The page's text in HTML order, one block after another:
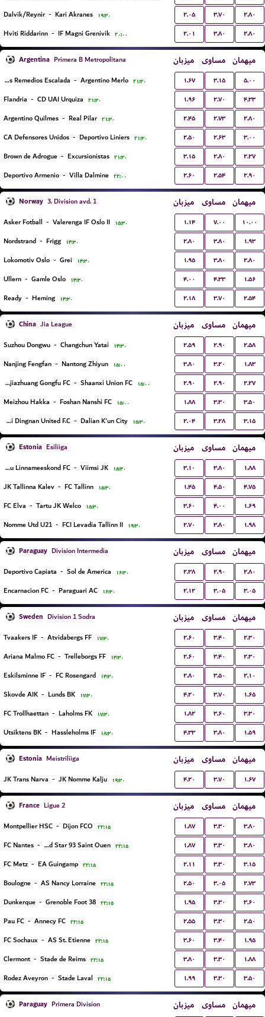
Dalvik/Reynir - Kari Akranes ۱۹:۳۰ ۲.۰۵ ۳.۷۰ ۲.۸۰
Hviti Riddarinn - IF Magni Grenivik ۲۰:۰۰ ۲.۰۱ ۳.۸۰ ۲.۸۰
Argentina Primera B Metropolitana میزبان مساوی میهمان
Talleres Remedios Escalada - Argentino Merlo ۲۱:۳۰ ۱.۶۷ ۳.۱۵ ۵.۰۰
Flandria - CD UAI Urquiza ۲۱:۳۰ ۱.۹۶ ۲.۷۰ ۴.۳۳
Argentino Quilmes - Real Pilar ۲۱:۳۰ ۲.۴۵ ۲.۷۳ ۲.۸۰
CA Defensores Unidos - Deportivo Liniers ۲۱:۳۰ ۲.۵۰ ۲.۶۳ ۳.۰۰
Brown de Adrogue - Excursionistas ۲۱:۳۰ ۳.۱۵ ۲.۸۰ ۲.۲۷
Deportivo Armenio - Villa Dalmine ۲۲:۰۰ ۲.۶۰ ۲.۵۴ ۲.۹۰
Norway 3. Division avd. 1 میزبان مساوی میهمان
Asker Fotball - Valerenga IF Oslo II ۱۵:۳۰ ۱.۱۴ ۷.۰۰ ۱۰.۰۰
Nordstrand - Frigg ۱۴:۳۰ ۲.۸۰ ۳.۸۰ ۱.۹۳
Lokomotiv Oslo - Grei ۱۴:۳۰ ۱.۹۵ ۳.۸۰ ۲.۸۰
Ullern - Gamle Oslo ۱۴:۳۰ ۴.۰۰ ۴.۳۳ ۱.۵۶
Ready - Heming ۱۴:۳۰ ۲.۱۸ ۳.۷۰ ۲.۵۴
China Jia League میزبان مساوی میهمان
Suzhou Dongwu - Changchun Yatai ۱۴:۳۰ ۲.۵۹ ۲.۹۰ ۲.۵۸
Nanjing Fengfan - Nantong Zhiyun ۱۵:۰۰ ۳.۸۰ ۳.۲۰ ۱.۸۳
Shijiazhuang Gongfu FC - Shaanxi Union FC ۱۵:۰۰ ۲.۹۰ ۲.۹۰ ۲.۲۷
Meizhou Hakka - Foshan Nanshi FC ۱۵:۰۰ ۱.۸۸ ۳.۳۰ ۳.۵۰
Jiangxi Dingnan United F.C - Dalian K'un City ۱۵:۳۰ ۲.۰۴ ۳.۲۸ ۳.۱۵
Estonia Esiliiga میزبان مساوی میهمان
Maardu Linnameeskond FC - Viimsi JK ۱۵:۳۰ ۳.۱۰ ۳.۸۰ ۱.۸۸
JK Tallinna Kalev - FC Tallinn ۱۵:۳۰ ۱.۴۵ ۴.۵۰ ۴.۷۵
FC Elva - Tartu JK Welco ۱۵:۳۰ ۳.۶۰ ۴.۰۰ ۱.۶۹
Nomme Utd U21 - FCI Levadia Tallinn II ۱۹:۳۰ ۲.۷۰ ۳.۸۰ ۱.۹۸
Paraguay Division Intermedia میزبان مساوی میهمان
Deportivo Capiata - Sol de America ۱۶:۳۰ ۲.۳۸ ۲.۹۰ ۲.۸۰
Encarnacion FC - Paraguari AC ۱۶:۳۰ ۲.۱۲ ۳.۰۵ ۳.۰۵
Sweden Division 1 Sodra میزبان مساوی میهمان
Tvaakers IF - Atvidabergs FF ۱۷:۳۰ ۲.۶۰ ۳.۴۰ ۲.۳۰
Ariana Malmo FC - Trelleborgs FF ۱۴:۳۰ ۲.۶۰ ۳.۴۰ ۲.۳۰
Eskilsminne IF - FC Rosengard ۱۴:۳۰ ۲.۸۰ ۳.۵۰ ۲.۱۰
Skovde AIK - Lunds BK ۱۷:۳۰ ۴.۲۰ ۳.۷۰ ۱.۶۵
FC Trollhaettan - Laholms FK ۱۷:۳۰ ۱.۸۲ ۳.۶۰ ۳.۳۰
Utsiktens BK - Hassleholms IF ۱۸:۳۰ ۴.۳۳ ۳.۸۰ ۱.۵۹
Estonia Meistriliiga میزبان مساوی میهمان
JK Trans Narva - JK Nomme Kalju ۱۹:۳۰ ۴.۲۰ ۳.۷۰ ۱.۶۷
France Ligue 2 میزبان مساوی میهمان
Montpellier HSC - Dijon FCO ۲۲:۱۵ ۱.۸۷ ۳.۳۰ ۳.۸۰
FC Nantes - Red Star 93 Saint Ouen ۲۲:۱۵ ۱.۸۷ ۳.۳۰ ۳.۸۰
FC Metz - EA Guingamp ۲۲:۱۵ ۲.۱۱ ۳.۳۰ ۳.۱۵
Boulogne - AS Nancy Lorraine ۲۲:۱۵ ۲.۵۰ ۳.۰۵ ۲.۷۳
Dunkerque - Grenoble Foot 38 ۲۲:۱۵ ۱.۹۵ ۳.۳۰ ۳.۶۰
Pau FC - Annecy FC ۲۲:۱۵ ۲.۵۵ ۳.۳۰ ۲.۵۰
FC Sochaux - AS St. Etienne ۲۲:۱۵ ۳.۶۰ ۳.۴۰ ۱.۹۵
Clermont - Stade de Reims ۲۲:۱۵ ۳.۸۰ ۳.۳۰ ۱.۸۸
Rodez Aveyron - Stade Laval ۲۲:۱۵ ۱.۹۹ ۳.۳۰ ۳.۵۰
Paraguay Primera Division میزبان مساوی میهمان